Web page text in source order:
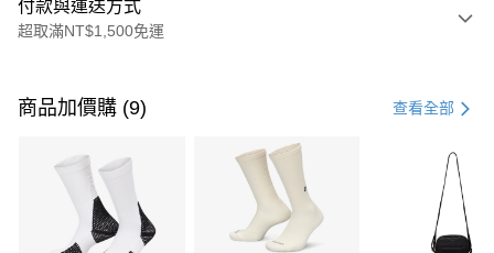
付款與運送方式
超取滿NT$1,500免運
信用卡一次付款
3 期 0 利率 每期 21家銀行
合作金庫商業銀行
第一商業銀行
華南商業銀行
彰化商業銀行
商品加價購 (9) 查看全部